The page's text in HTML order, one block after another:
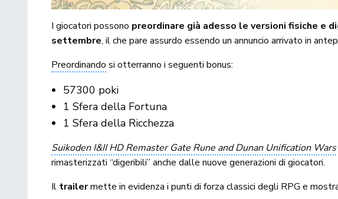
I giocatori possono preordinare già adesso le versioni fisiche e
settembre, il che pare assurdo essendo un annuncio arrivato in
Preordinando si otterranno i seguenti bonus:
57300 poki
1 Sfera della Fortuna
1 Sfera della Ricchezza
Suikoden I&II HD Remaster Gate Rune and Dunan Unification Wars
rimasterizzati “digeribili” anche dalle nuove generazioni di giocatori.
Il trailermette in evidenza i punti di forza classici degli RPG e